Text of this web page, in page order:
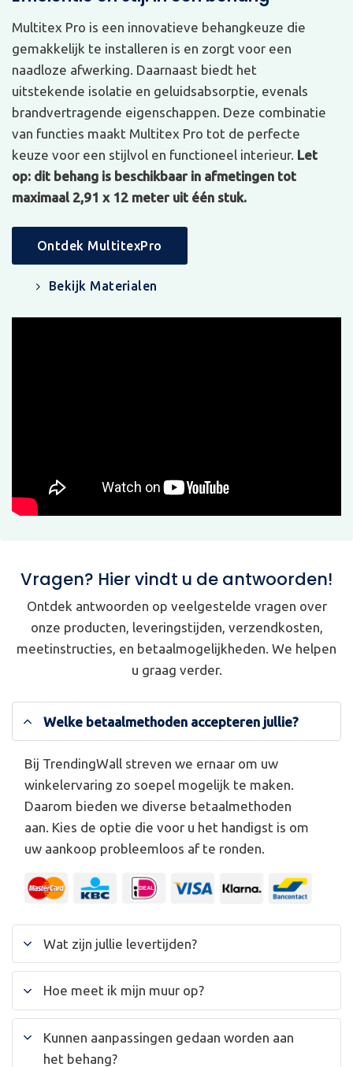
Multitex Pro is een innovatieve behangkeuze die
gemakkelijk te installeren is en zorgt voor een
naadloze afwerking. Daarnaast biedt het
uitstekende isolatie en geluidsabsorptie, evenals
brandvertragende eigenschappen. Deze combinatie
van functies maakt Multitex Pro tot de perfecte
keuze voor een stijlvol en functioneel interieur. Let
op: dit behang is beschikbaar in afmetingen tot
maximaal 2,91 x 12 meter uit één stuk.
Ontdek MultitexPro
Bekijk Materialen
Vragen? Hier vindt u de antwoorden!
Ontdek antwoorden op veelgestelde vragen over
onze producten, leveringstijden, verzendkosten,
meetinstructies, en betaalmogelijkheden. We helpen
u graag verder.
Welke betaalmethoden accepteren jullie?
Bij TrendingWall streven we ernaar om uw
winkelervaring zo soepel mogelijk te maken.
Daarom bieden we diverse betaalmethoden
aan. Kies de optie die voor u het handigst is om
uw aankoop probleemloos af te ronden.
Wat zijn jullie levertijden?
Hoe meet ik mijn muur op?
Kunnen aanpassingen gedaan worden aan
het behang?